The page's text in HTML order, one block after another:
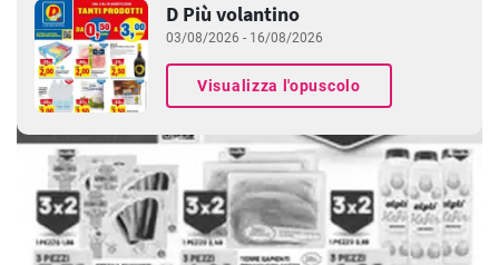
D Più volantino
03/08/2026 - 16/08/2026
Visualizza l'opuscolo
PUBBLICITÀ